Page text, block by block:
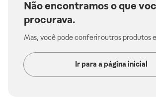
Não encontramos o que
procurava.
Mas, você pode conferir outros produtos
Ir para a página inicial